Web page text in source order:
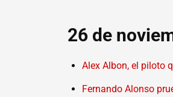
26 de
Alex Albon, el piloto
Fernando Alonso